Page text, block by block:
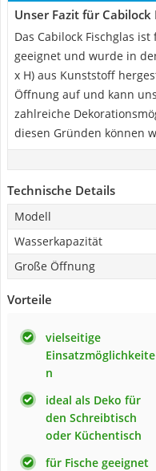
Unser Fazit für Cabilock
Das Cabilock Fischglas
geeignet und wurde in
x H) aus Kunststoff
Öffnung auf und kann
zahlreiche
diesen Gründen können
Technische Details
Modell
Wasserkapazität
Große Öffnung
Vorteile
vielseitige
Einsatzmöglichkeite
n
ideal als Deko für
den Schreibtisch
oder Küchentisch
für Fische geeignet